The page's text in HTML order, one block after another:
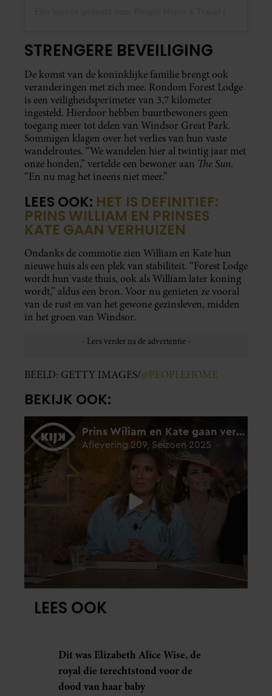
STRENGERE BEVEILIGING
De komst van de koninklijke familie brengt ook
veranderingen met zich mee. Rondom Forest Lodge
is een veiligheidsperimeter van 3,7 kilometer
ingesteld. Hierdoor hebben buurtbewoners geen
toegang meer tot delen van Windsor Great Park.
Sommigen klagen over het verlies van hun vaste
wandelroutes. “We wandelen hier al twintig jaar met
onze honden,” vertelde een bewoner aan The Sun.
“En nu mag het ineens niet meer.”
LEES OOK: HET IS DEFINITIEF:
PRINS WILLIAM EN PRINSES
KATE GAAN VERHUIZEN
Ondanks de commotie zien William en Kate hun
nieuwe huis als een plek van stabiliteit. “Forest Lodge
wordt hun vaste thuis, ook als William later koning
wordt,” aldus een bron. Voor nu genieten ze vooral
van de rust en van het gewone gezinsleven, midden
in het groen van Windsor.
BEELD: GETTY IMAGES/@PEOPLEHOME
BEKIJK OOK:
LEES OOK
Dit was Elizabeth Alice Wise, de
royal die terechtstond voor de
dood van haar baby